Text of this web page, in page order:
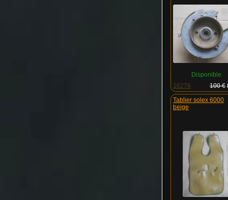
Disponible
16276
100 €
tablier solex 6000
beige